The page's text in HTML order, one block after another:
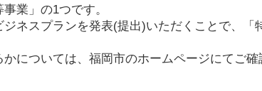
業」の1つです。
ネスプランを発表(提出)いただくことで、「
については、福岡市のホームページにてご確